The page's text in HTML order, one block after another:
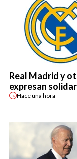
Real Madrid y
expresan
Haceuna hora